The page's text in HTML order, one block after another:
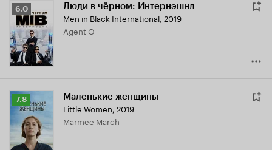
Рейтинг
Кинопоиска
6.0
6.0 Люди в чёрном: Интернэшнл
Men in Black International, 2019
Agent O
Рейтинг
Кинопоиска
7.8
7.8 Маленькие женщины
Little Women, 2019
Marmee March